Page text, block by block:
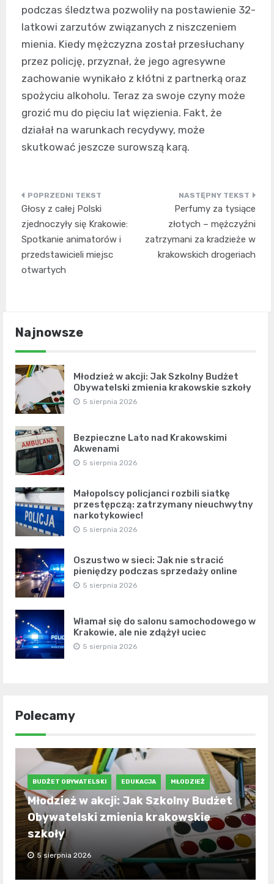
podczas śledztwa pozwoliły na postawienie 32-
latkowi zarzutów związanych z niszczeniem
mienia. Kiedy mężczyzna został przesłuchany
przez policję, przyznał, że jego agresywne
zachowanie wynikało z kłótni z partnerką oraz
spożyciu alkoholu. Teraz za swoje czyny może
grozić mu do pięciu lat więzienia. Fakt, że
działał na warunkach recydywy, może
skutkować jeszcze surowszą karą.
Nawigacja
wpisu
Głosy z całej Polski
zjednoczyły się Krakowie:
Spotkanie animatorów i
przedstawicieli miejsc
otwartych
Perfumy za tysiące
złotych – mężczyźni
zatrzymani za kradzieże w
krakowskich drogeriach
Najnowsze
Młodzież w akcji: Jak Szkolny Budżet
Obywatelski zmienia krakowskie szkoły
5 sierpnia 2026
Bezpieczne Lato nad Krakowskimi
Akwenami
5 sierpnia 2026
Małopolscy policjanci rozbili siatkę
przestępczą: zatrzymany nieuchwytny
narkotykowiec!
5 sierpnia 2026
Oszustwo w sieci: Jak nie stracić
pieniędzy podczas sprzedaży online
5 sierpnia 2026
Włamał się do salonu samochodowego w
Krakowie, ale nie zdążył uciec
5 sierpnia 2026
Polecamy
BUDŻET OBYWATELSKI EDUKACJA MŁODZIEŻ
Młodzież w akcji: Jak Szkolny Budżet
Obywatelski zmienia krakowskie
szkoły
5 sierpnia 2026